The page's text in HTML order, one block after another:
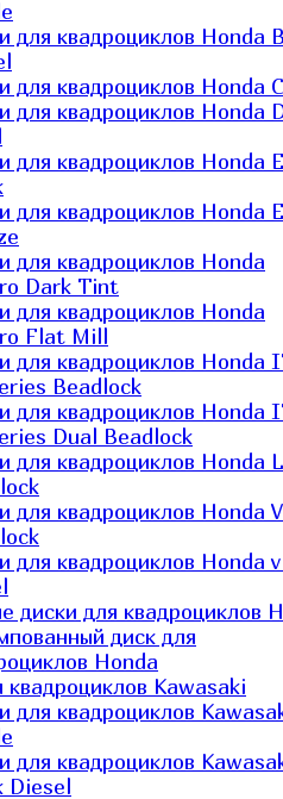
для квадроциклов Honda
для квадроциклов Honda
для квадроциклов Honda
для квадроциклов Honda
для квадроциклов Honda
для квадроциклов Honda
Dark Tint
для квадроциклов Honda
Flat Mill
для квадроциклов Honda
Beadlock
для квадроциклов Honda
Dual Beadlock
для квадроциклов Honda
для квадроциклов Honda
для квадроциклов Honda
диски для квадроциклов
диск для
Honda
квадроциклов Kawasaki
для квадроциклов
для квадроциклов
Diesel